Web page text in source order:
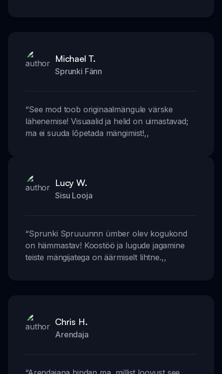
Michael T.
Sprunki Fänn
“See mod toob originaalmängule värske
lähenemise! Visuaalid ja helid on uimastavad;
ma ei suuda lõpetada mängimist!,,
Lucy W.
Sisu Looja
“Sprunki Spruuunnn ümber olev kogukond
on hämmastav! Koostöö ja lugude jagamine
teiste mängijatega on äärmiselt lihtne.,,
Chris H.
Arendaja